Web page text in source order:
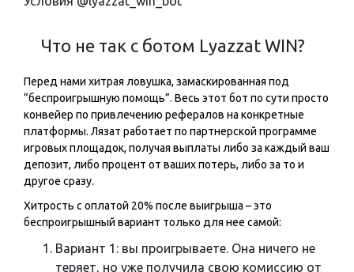
Что не так с ботом Lyazzat WIN?
Перед нами хитрая ловушка, замаскированная под
“беспроигрышную помощь”. Весь этот бот по сути просто
конвейер по привлечению рефералов на конкретные
платформы. Лязат работает по партнерской программе
игровых площадок, получая выплаты либо за каждый ваш
депозит, либо процент от ваших потерь, либо за то и
другое сразу.
Хитрость с оплатой 20% после выигрыша – это
беспроигрышный вариант только для нее самой:
Вариант 1: вы проигрываете. Она ничего не
теряет, но уже получила свою комиссию от